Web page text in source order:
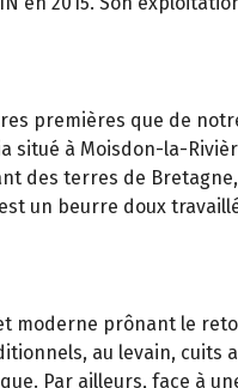
premières que de
situé à Moisdon-la-
des terres de Bretagne,
un beurre doux
moderne prônant le
au levain, cuits
Par ailleurs, face à